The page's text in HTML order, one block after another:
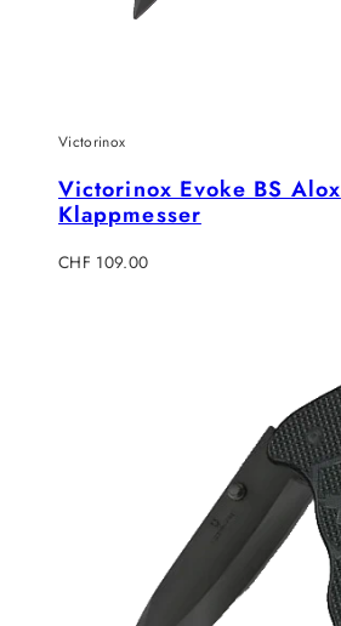
Victorinox
Victorinox Evoke BS Alox
Klappmesser
Regulärer
CHF 109.00